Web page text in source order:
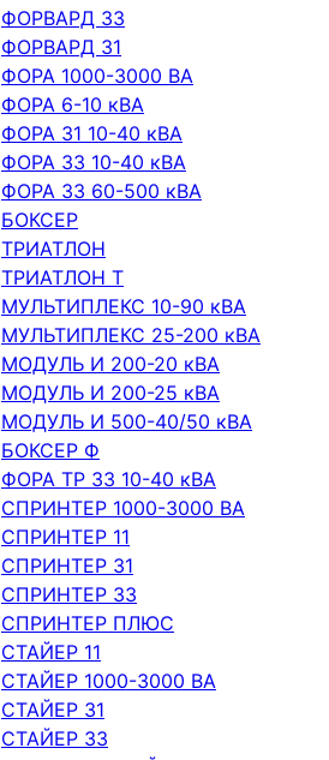
ФОРВАРД 33
ФОРВАРД 31
ФОРА 1000-3000 ВА
ФОРА 6-10 кВА
ФОРА 31 10-40 кВА
ФОРА 33 10-40 кВА
ФОРА 33 60-500 кВА
БОКСЕР
ТРИАТЛОН
ТРИАТЛОН Т
МУЛЬТИПЛЕКС 10-90 кВА
МУЛЬТИПЛЕКС 25-200 кВА
МОДУЛЬ И 200-20 кВА
МОДУЛЬ И 200-25 кВА
МОДУЛЬ И 500-40/50 кВА
БОКСЕР Ф
ФОРА ТР 33 10-40 кВА
СПРИНТЕР 1000-3000 ВА
СПРИНТЕР 11
СПРИНТЕР 31
СПРИНТЕР 33
СПРИНТЕР ПЛЮС
СТАЙЕР 11
СТАЙЕР 1000-3000 ВА
СТАЙЕР 31
СТАЙЕР 33